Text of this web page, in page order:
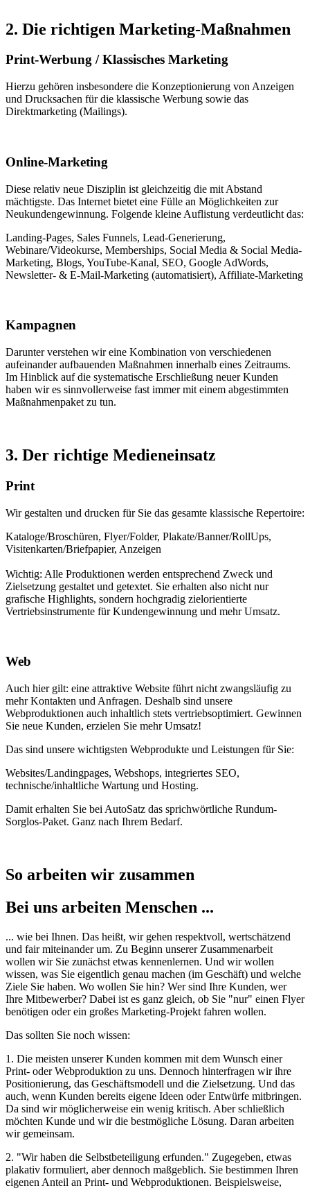
2. Die richtigen Marketing-Maßnahmen
Print-Werbung / Klassisches Marketing
Hierzu gehören insbesondere die Konzeptionierung von Anzeigen
und Drucksachen für die klassische Werbung sowie das
Direktmarketing (Mailings).
Online-Marketing
Diese relativ neue Disziplin ist gleichzeitig die mit Abstand
mächtigste. Das Internet bietet eine Fülle an Möglichkeiten zur
Neukundengewinnung. Folgende kleine Auflistung verdeutlicht das:
Landing-Pages, Sales Funnels, Lead-Generierung,
Webinare/Videokurse, Memberships, Social Media & Social Media-
Marketing, Blogs, YouTube-Kanal, SEO, Google AdWords,
Newsletter- & E-Mail-Marketing (automatisiert), Affiliate-Marketing
Kampagnen
Darunter verstehen wir eine Kombination von verschiedenen
aufeinander aufbauenden Maßnahmen innerhalb eines Zeitraums.
Im Hinblick auf die systematische Erschließung neuer Kunden
haben wir es sinnvollerweise fast immer mit einem abgestimmten
Maßnahmenpaket zu tun.
3. Der richtige Medieneinsatz
Print
Wir gestalten und drucken für Sie das gesamte klassische Repertoire:
Kataloge/Broschüren, Flyer/Folder, Plakate/Banner/RollUps,
Visitenkarten/Briefpapier, Anzeigen
Wichtig: Alle Produktionen werden entsprechend Zweck und
Zielsetzung gestaltet und getextet. Sie erhalten also nicht nur
grafische Highlights, sondern hochgradig zielorientierte
Vertriebsinstrumente für Kundengewinnung und mehr Umsatz.
Web
Auch hier gilt: eine attraktive Website führt nicht zwangsläufig zu
mehr Kontakten und Anfragen. Deshalb sind unsere
Webproduktionen auch inhaltlich stets vertriebsoptimiert. Gewinnen
Sie neue Kunden, erzielen Sie mehr Umsatz!
Das sind unsere wichtigsten Webprodukte und Leistungen für Sie:
Websites/Landingpages, Webshops, integriertes SEO,
technische/inhaltliche Wartung und Hosting.
Damit erhalten Sie bei AutoSatz das sprichwörtliche Rundum-
Sorglos-Paket. Ganz nach Ihrem Bedarf.
So arbeiten wir zusammen
Bei uns arbeiten Menschen ...
... wie bei Ihnen. Das heißt, wir gehen respektvoll, wertschätzend
und fair miteinander um. Zu Beginn unserer Zusammenarbeit
wollen wir Sie zunächst etwas kennenlernen. Und wir wollen
wissen, was Sie eigentlich genau machen (im Geschäft) und welche
Ziele Sie haben. Wo wollen Sie hin? Wer sind Ihre Kunden, wer
Ihre Mitbewerber? Dabei ist es ganz gleich, ob Sie "nur" einen Flyer
benötigen oder ein großes Marketing-Projekt fahren wollen.
Das sollten Sie noch wissen:
1. Die meisten unserer Kunden kommen mit dem Wunsch einer
Print- oder Webproduktion zu uns. Dennoch hinterfragen wir ihre
Positionierung, das Geschäftsmodell und die Zielsetzung. Und das
auch, wenn Kunden bereits eigene Ideen oder Entwürfe mitbringen.
Da sind wir möglicherweise ein wenig kritisch. Aber schließlich
möchten Kunde und wir die bestmögliche Lösung. Daran arbeiten
wir gemeinsam.
2. "Wir haben die Selbstbeteiligung erfunden." Zugegeben, etwas
plakativ formuliert, aber dennoch maßgeblich. Sie bestimmen Ihren
eigenen Anteil an Print- und Webproduktionen. Beispielsweise,